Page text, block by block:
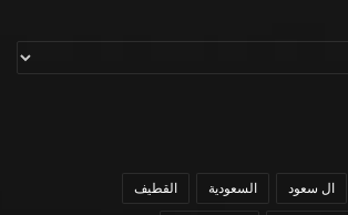
ال سعود السعودية القطيف